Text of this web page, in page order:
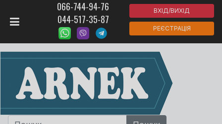
066-744-94-76
044-517-35-87
ВХІД/ВИХІД
РЕЄСТРАЦІЯ